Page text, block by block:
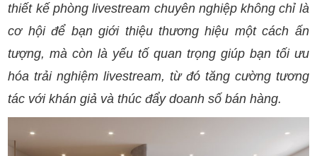
thiết kế phòng livestream chuyên nghiệp không chỉ là
cơ hội để bạn giới thiệu thương hiệu một cách ấn
tượng, mà còn là yếu tố quan trọng giúp bạn tối ưu
hóa trải nghiệm livestream, từ đó tăng cường tương
tác với khán giả và thúc đẩy doanh số bán hàng.